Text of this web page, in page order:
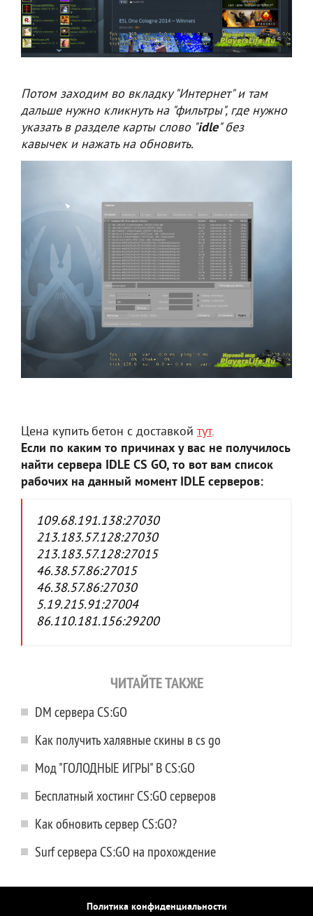
Потом заходим во вкладку "Интернет" и там
дальше нужно кликнуть на "фильтры", где нужно
указать в разделе карты слово "idle" без
кавычек и нажать на обновить.
Цена купить бетон с доставкой тут.
Если по каким то причинах у вас не получилось
найти сервера IDLE CS GO, то вот вам список
рабочих на данный момент IDLE серверов:
109.68.191.138:27030
213.183.57.128:27030
213.183.57.128:27015
46.38.57.86:27015
46.38.57.86:27030
5.19.215.91:27004
86.110.181.156:29200
ЧИТАЙТЕ ТАКЖЕ
DM сервера CS:GO
Как получить халявные скины в cs go
Мод "ГОЛОДНЫЕ ИГРЫ" В CS:GO
Бесплатный хостинг CS:GO серверов
Как обновить сервер CS:GO?
Surf сервера CS:GO на прохождение
Политика конфиденциальности